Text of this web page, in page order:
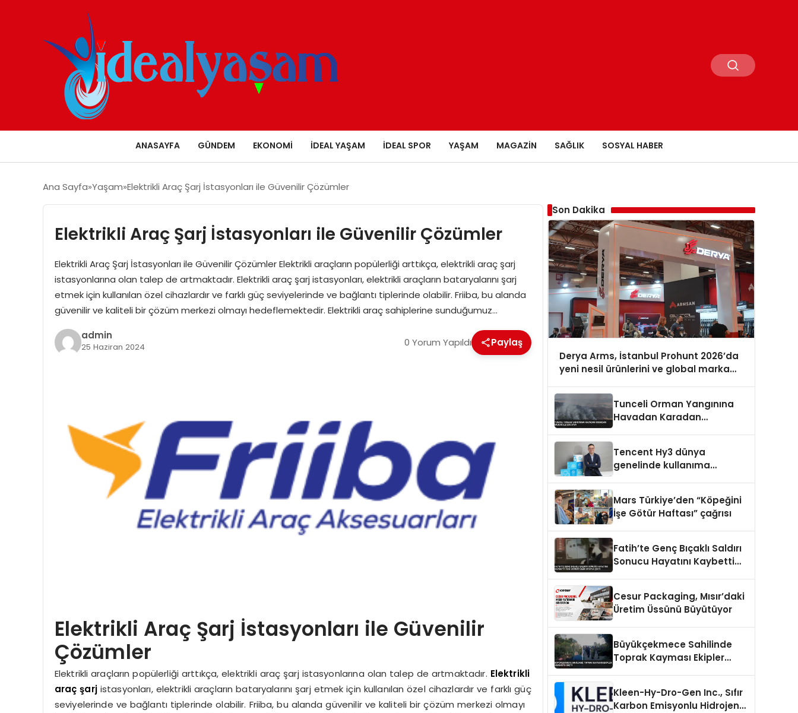
ANASAYFA GÜNDEM EKONOMI İDEAL YAŞAM İDEAL SPOR YAŞAM MAGAZIN SAĞLIK SOSYAL HABER
Ana Sayfa Yaşam Elektrikli Araç Şarj İstasyonları ile Güvenilir Çözümler
Elektrikli Araç Şarj İstasyonları ile Güvenilir Çözümler
Elektrikli Araç Şarj İstasyonları ile Güvenilir Çözümler Elektrikli araçların popülerliği arttıkça, elektrikli araç şarj
istasyonlarına olan talep de artmaktadır. Elektrikli araç şarj istasyonları, elektrikli araçların bataryalarını şarj
etmek için kullanılan özel cihazlardır ve farklı güç seviyelerinde ve bağlantı tiplerinde olabilir. Friiba, bu alanda
güvenilir ve kaliteli bir çözüm merkezi olmayı hedeflemektedir. Elektrikli araç sahiplerine sunduğumuz…
admin
25 Haziran 2024 0 Yorum Yapıldı Paylaş
Elektrikli Araç Şarj İstasyonları ile Güvenilir
Çözümler
Elektrikli araçların popülerliği arttıkça, elektrikli araç şarj istasyonlarına olan talep de artmaktadır. Elektrikli
araç şarjistasyonları, elektrikli araçların bataryalarını şarj etmek için kullanılan özel cihazlardır ve farklı güç
seviyelerinde ve bağlantı tiplerinde olabilir. Friiba, bu alanda güvenilir ve kaliteli bir çözüm merkezi olmayı
Son Dakika
Derya Arms, İstanbul Prohunt 2026’da
yeni nesil ürünlerini ve global marka
Tunceli Orman Yangınına
Havadan Karadan
Tencent Hy3 dünya
genelinde kullanıma
Mars Türkiye’den “Köpeğini
İşe Götür Haftası” çağrısı
Fatih’te Genç Bıçaklı Saldırı
Sonucu Hayatını Kaybetti
Cesur Packaging, Mısır’daki
Üretim Üssünü Büyütüyor
Büyükçekmece Sahilinde
Toprak Kayması Ekipler
Kleen-Hy-Dro-Gen Inc., Sıfır
Karbon Emisyonlu Hidrojen